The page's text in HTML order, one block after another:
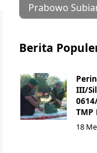
Prabowo
Berita
III/
TMP
18